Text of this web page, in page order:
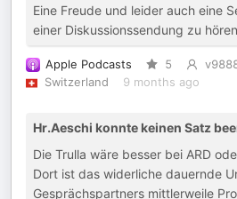
Eine Freude und leider auch eine
einer Diskussionssendung zu hören
Apple Podcasts 5
Switzerland
9 months ago
Hr.Aeschi konnte keinen Satz
Die Trulla wäre besser bei ARD
Dort ist das widerliche dauernde
Gesprächspartners mittlerweile